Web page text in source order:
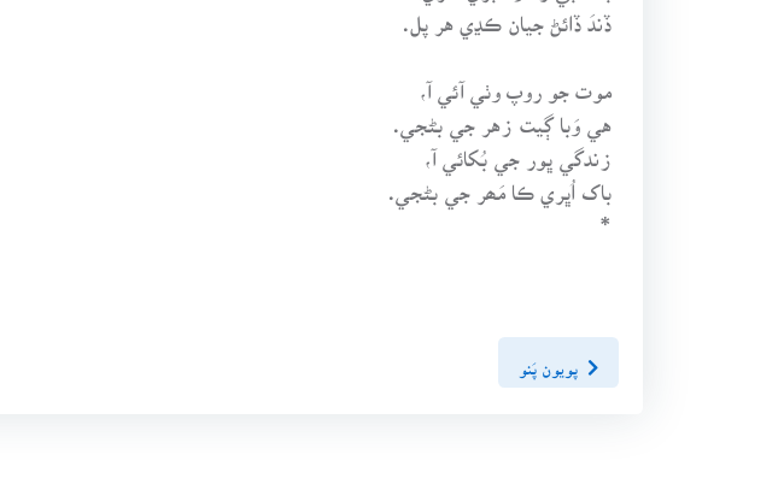
ڏندَ ڏائڻ جيان ڪڍي هر پل.
موت جو روپ وٺي آئي آ،
هي وَبا ڳيت زهر جي بڻجي.
زندگي ڀور جي بُکائي آ،
باک اُڀري ڪا مَھر جي بڻجي.
*
پويون پَنو